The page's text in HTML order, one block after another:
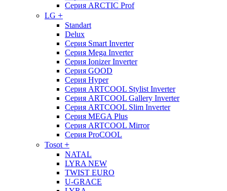
Серия ARCTIC Prof
LG +
Standart
Delux
Серия Smart Inverter
Серия Mega Inverter
Серия Ionizer Inverter
Серия GOOD
Серия Hyper
Серия ARTCOOL Stylist Inverter
Серия ARTCOOL Gallery Inverter
Серия ARTCOOL Slim Inverter
Серия MEGA Plus
Серия ARTCOOL Mirror
Серия ProCOOL
Tosot +
NATAL
LYRA NEW
TWIST EURO
U-GRACE